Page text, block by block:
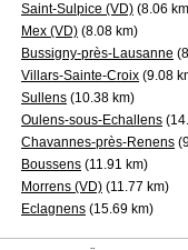
Saint-Sulpice (VD) (8.06
Mex (VD) (8.08 km)
Bussigny-près-Lausanne
Villars-Sainte-Croix (9.08
Sullens (10.38 km)
Oulens-sous-Echallens
Chavannes-près-Renens
Boussens (11.91 km)
Morrens (VD) (11.77 km)
Eclagnens (15.69 km)